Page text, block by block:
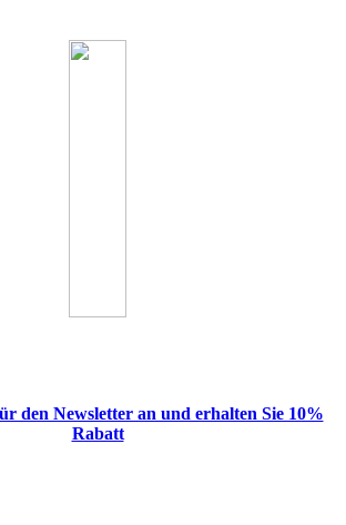
den Newsletter an und erhalten Sie 10%
Rabatt